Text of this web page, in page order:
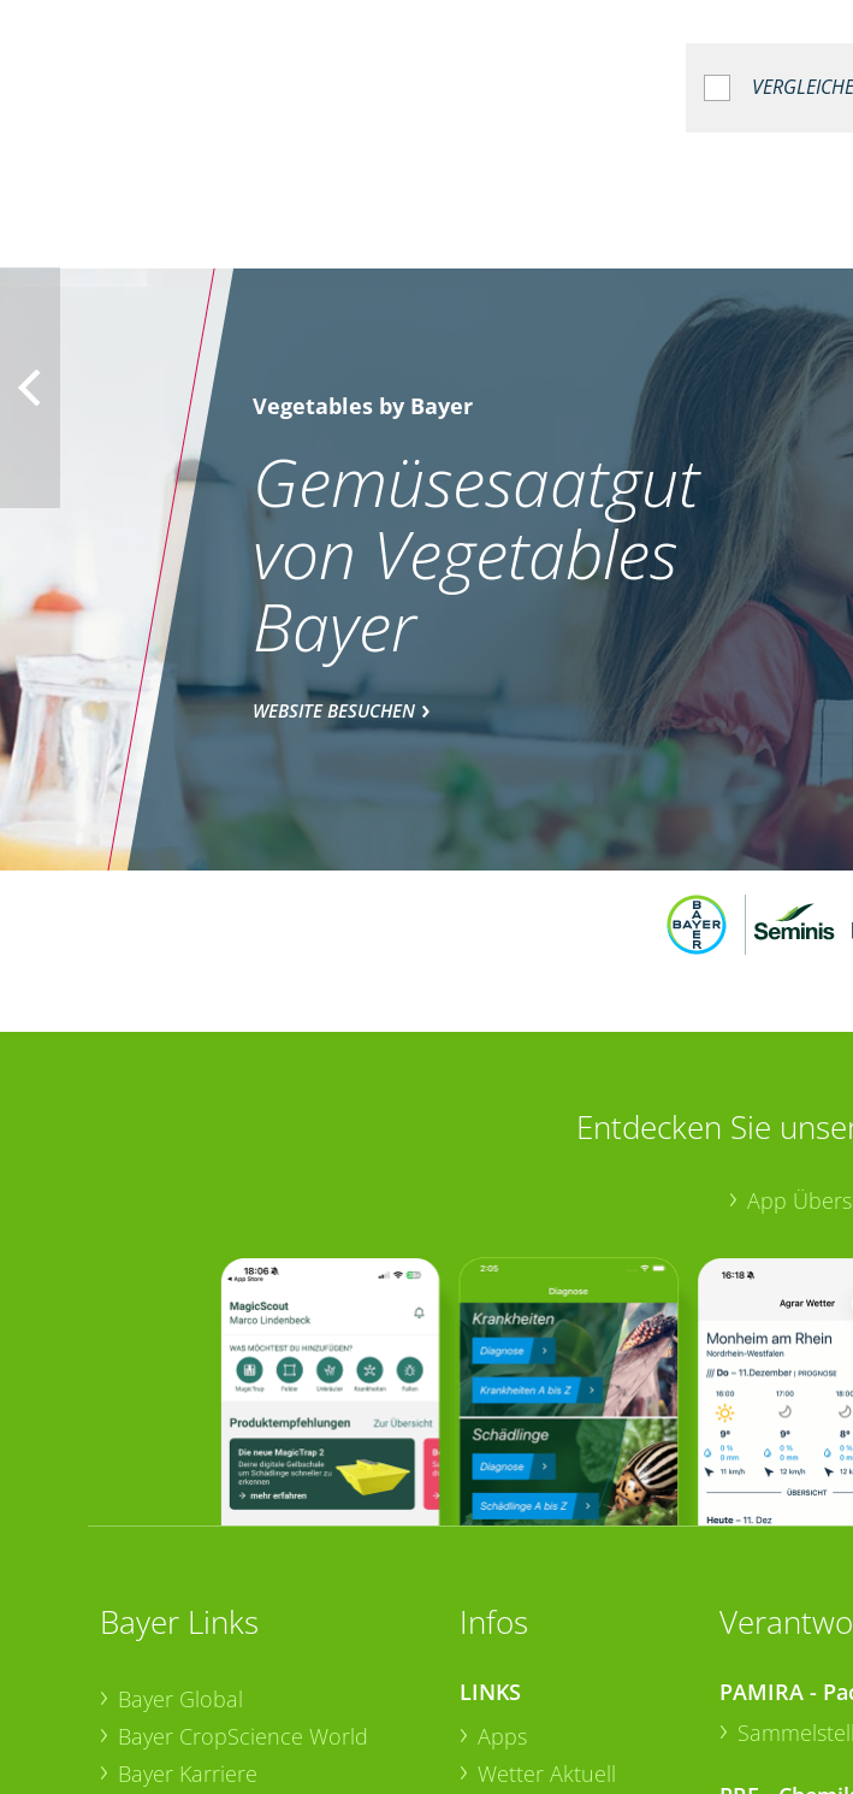
Vegetables by Bayer
Gemüsesaatgut
von Vegetables
Bayer
WEBSITE BESUCHEN
Entdecken Sie
App
Bayer Links
Bayer Global
Bayer CropScience World
Bayer Karriere
Infos
LINKS
Apps
Wetter Aktuell
PAMIRA -